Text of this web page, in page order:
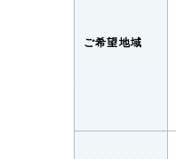
ご希望地域